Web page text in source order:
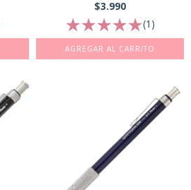
$3.990
(1)
AGREGAR AL CARRITO